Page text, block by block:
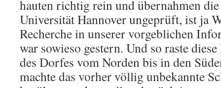
hauten richtig rein und übernahmen
Universität Hannover ungeprüft, ist ja
Recherche in unserer vorgeblichen
war sowieso gestern. Und so raste
des Dorfes vom Norden bis in den
machte das vorher völlig unbekannte